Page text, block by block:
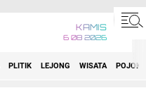
KAMIS
6 08 2026
PLITIK LEJONG WISATA POJOK